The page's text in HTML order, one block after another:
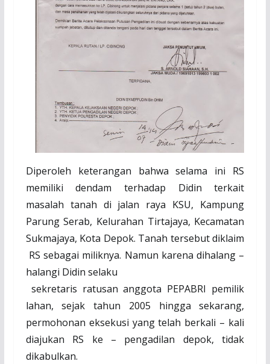
Diperoleh keterangan bahwa selama ini RS
memiliki dendam terhadap Didin terkait
masalah tanah di jalan raya KSU, Kampung
Parung Serab, Kelurahan Tirtajaya, Kecamatan
Sukmajaya, Kota Depok. Tanah tersebut diklaim
RS sebagai miliknya. Namun karena dihalang –
halangi Didin selaku
sekretaris ratusan anggota PEPABRI pemilik
lahan, sejak tahun 2005 hingga sekarang,
permohonan eksekusi yang telah berkali – kali
diajukan RS ke – pengadilan depok, tidak
dikabulkan.